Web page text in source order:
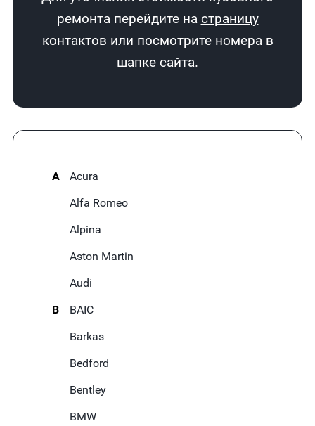
ремонта перейдите на страницу
контактов или посмотрите номера в
шапке сайта.
A
Acura
Alfa Romeo
Alpina
Aston Martin
Audi
B
BAIC
Barkas
Bedford
Bentley
BMW